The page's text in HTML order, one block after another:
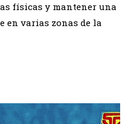
físicas y mantener una
en varias zonas de la